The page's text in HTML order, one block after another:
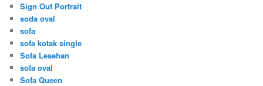
Sign Out Portrait
soda oval
sofa
sofa kotak single
Sofa Lesehan
sofa oval
Sofa Queen